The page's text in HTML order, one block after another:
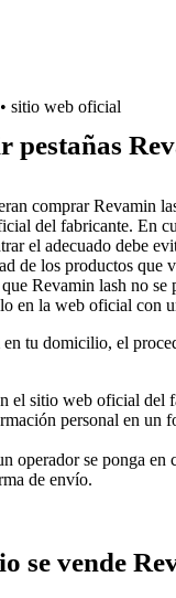
sitio web oficial
pestañas
comprar Revamin
del fabricante. En
el adecuado debe
de los productos que
Revamin lash no se
en la web oficial con
tu domicilio, el
el sitio web oficial del
personal en un
operador se ponga en
de envío.
se vende